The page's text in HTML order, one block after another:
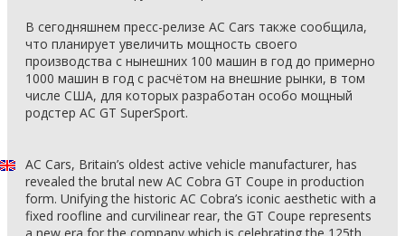
В сегодняшнем пресс-релизе AC Cars также сообщила,
что планирует увеличить мощность своего
производства с нынешних 100 машин в год до примерно
1000 машин в год с расчётом на внешние рынки, в том
числе США, для которых разработан особо мощный
родстер AC GT SuperSport.
AC Cars, Britain’s oldest active vehicle manufacturer, has
revealed the brutal new AC Cobra GT Coupe in production
form. Unifying the historic AC Cobra’s iconic aesthetic with a
fixed roofline and curvilinear rear, the GT Coupe represents